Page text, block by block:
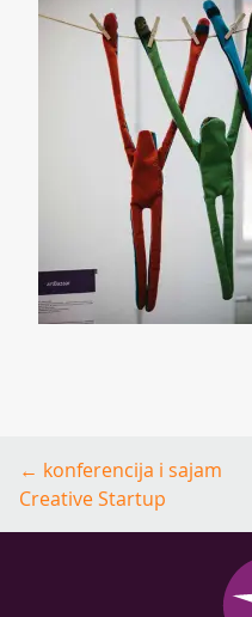
Post
navigation
← konferencija i sajam
Creative Startup